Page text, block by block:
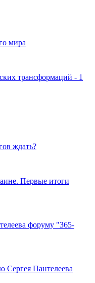
мира
трансформаций - 1
ждать?
Первые итоги
форуму "365-
Сергея Пантелеева